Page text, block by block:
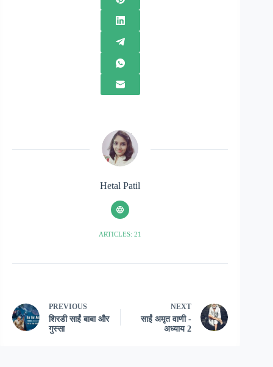
Hetal Patil
ARTICLES: 21
PREVIOUS
शिरडी साईं बाबा और
गुस्सा
NEXT
साईं अमृत वाणी -
अध्याय 2